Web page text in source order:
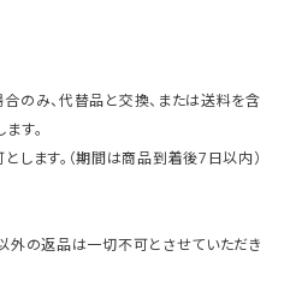
み、代替品と交換、または送料を含
す。
ます。（期間は商品到着後7日以内）
外の返品は一切不可とさせていただき